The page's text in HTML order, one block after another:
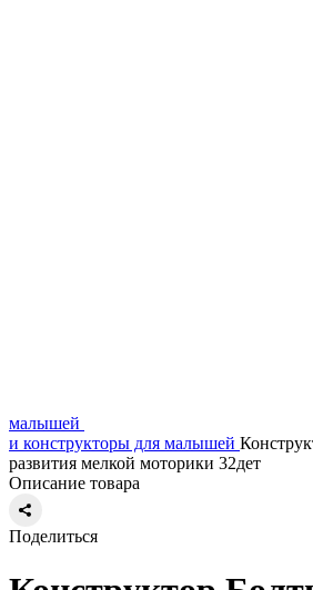
малышей
и конструкторы для малышей
развития мелкой моторики 32дет
Описание товара
Поделиться